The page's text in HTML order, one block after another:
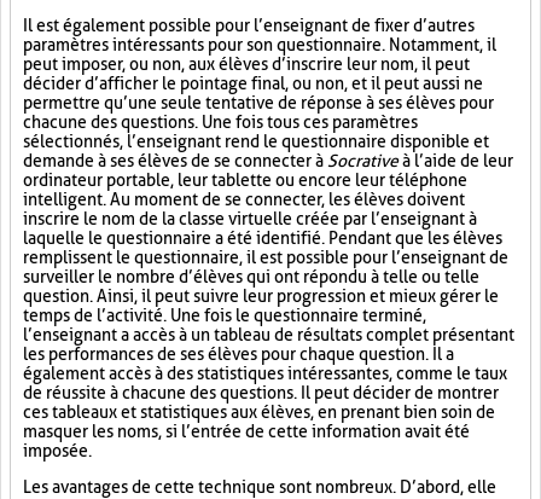
Il est également possible pour l’enseignant de fixer d’autres
paramètres intéressants pour son questionnaire. Notamment, il
peut imposer, ou non, aux élèves d’inscrire leur nom, il peut
décider d’afficher le pointage final, ou non, et il peut aussi ne
permettre qu’une seule tentative de réponse à ses élèves pour
chacune des questions. Une fois tous ces paramètres
sélectionnés, l’enseignant rend le questionnaire disponible et
demande à ses élèves de se connecter à Socrativeà l’aide de leur
ordinateur portable, leur tablette ou encore leur téléphone
intelligent. Au moment de se connecter, les élèves doivent
inscrire le nom de la classe virtuelle créée par l’enseignant à
laquelle le questionnaire a été identifié. Pendant que les élèves
remplissent le questionnaire, il est possible pour l’enseignant de
surveiller le nombre d’élèves qui ont répondu à telle ou telle
question. Ainsi, il peut suivre leur progression et mieux gérer le
temps de l’activité. Une fois le questionnaire terminé,
l’enseignant a accès à un tableau de résultats complet présentant
les performances de ses élèves pour chaque question. Il a
également accès à des statistiques intéressantes, comme le taux
de réussite à chacune des questions. Il peut décider de montrer
ces tableaux et statistiques aux élèves, en prenant bien soin de
masquer les noms, si l’entrée de cette information avait été
imposée.
Les avantages de cette technique sont nombreux. D’abord, elle